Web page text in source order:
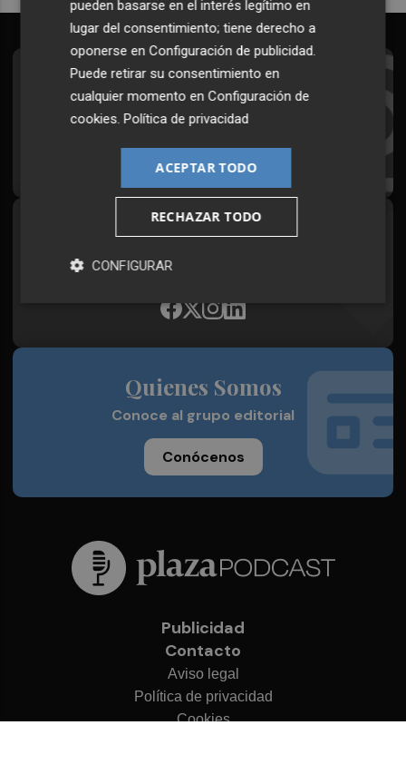
Suscríbete al Boletín
Todos los días a primera hora en tu email
Síguenos en redes
Plaza Podcast, desde cualquier medio
Quienes Somos
Conoce al grupo editorial
Conócenos
Publicidad
Contacto
Aviso legal
Política de privacidad
Cookies
pueden basarse en el interés legítimo en
lugar del consentimiento; tiene derecho a
oponerse enConfiguración de publicidad.
Puede retirar su consentimiento en
cualquier momento enConfiguración de
cookies.Política de privacidad
ACEPTAR TODO
RECHAZAR TODO
CONFIGURAR